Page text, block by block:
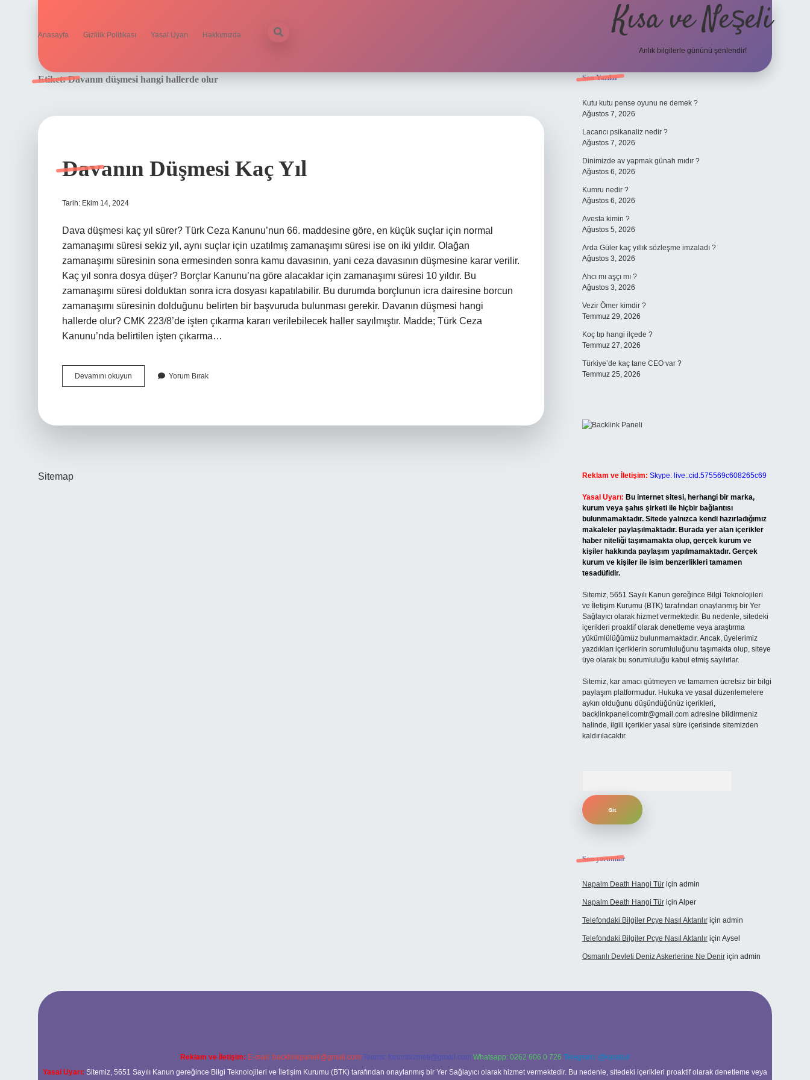
Anasayfa Gizlilik Politikası Yasal Uyarı Hakkımızda Kısa ve Neşeli
Anlık bilgilerle gününü şenlendir!
Etiket:Davanın düşmesi hangi hallerde olur
Davanın Düşmesi Kaç Yıl
Tarih: Ekim 14, 2024
Dava düşmesi kaç yıl sürer? Türk Ceza Kanunu’nun 66. maddesine göre, en küçük suçlar için normal
zamanaşımı süresi sekiz yıl, aynı suçlar için uzatılmış zamanaşımı süresi ise on iki yıldır. Olağan
zamanaşımı süresinin sona ermesinden sonra kamu davasının, yani ceza davasının düşmesine karar verilir.
Kaç yıl sonra dosya düşer? Borçlar Kanunu’na göre alacaklar için zamanaşımı süresi 10 yıldır. Bu
zamanaşımı süresi dolduktan sonra icra dosyası kapatılabilir. Bu durumda borçlunun icra dairesine borcun
zamanaşımı süresinin dolduğunu belirten bir başvuruda bulunması gerekir. Davanın düşmesi hangi
hallerde olur? CMK 223/8’de işten çıkarma kararı verilebilecek haller sayılmıştır. Madde; Türk Ceza
Kanunu’nda belirtilen işten çıkarma…
Devamını okuyun Davanın
Düşmesi
Yorum Bırak
Sitemap
Sidebar
Son Yazılar
Kutu kutu pense oyunu ne demek ?
Ağustos 7, 2026
Lacancı psikanaliz nedir ?
Ağustos 7, 2026
Dinimizde av yapmak günah mıdır ?
Ağustos 6, 2026
Kumru nedir ?
Ağustos 6, 2026
Avesta kimin ?
Ağustos 5, 2026
Arda Güler kaç yıllık sözleşme imzaladı ?
Ağustos 3, 2026
Ahcı mı aşçı mı ?
Ağustos 3, 2026
Vezir Ömer kimdir ?
Temmuz 29, 2026
Koç tıp hangi ilçede ?
Temmuz 27, 2026
Türkiye’de kaç tane CEO var ?
Temmuz 25, 2026
Reklam ve İletişim: Skype: live:.cid.575569c608265c69
Yasal Uyarı: Bu internet sitesi, herhangi bir marka,
kurum veya şahıs şirketi ile hiçbir bağlantısı
bulunmamaktadır. Sitede yalnızca kendi hazırladığımız
makaleler paylaşılmaktadır. Burada yer alan içerikler
haber niteliği taşımamakta olup, gerçek kurum ve
kişiler hakkında paylaşım yapılmamaktadır. Gerçek
kurum ve kişiler ile isim benzerlikleri tamamen
tesadüfidir.
Sitemiz, 5651 Sayılı Kanun gereğince Bilgi Teknolojileri
ve İletişim Kurumu (BTK) tarafından onaylanmış bir Yer
Sağlayıcı olarak hizmet vermektedir. Bu nedenle, sitedeki
içerikleri proaktif olarak denetleme veya araştırma
yükümlülüğümüz bulunmamaktadır. Ancak, üyelerimiz
yazdıkları içeriklerin sorumluluğunu taşımakta olup, siteye
üye olarak bu sorumluluğu kabul etmiş sayılırlar.
Sitemiz, kar amacı gütmeyen ve tamamen ücretsiz bir bilgi
paylaşım platformudur. Hukuka ve yasal düzenlemelere
aykırı olduğunu düşündüğünüz içerikleri,
backlinkpanelicomtr@gmail.comadresine bildirmeniz
halinde, ilgili içerikler yasal süre içerisinde sitemizden
kaldırılacaktır.
Son yorumlar
Napalm Death Hangi Türiçin admin
Napalm Death Hangi Türiçin Alper
Telefondaki Bilgiler Pcye Nasıl Aktarılıriçin admin
Telefondaki Bilgiler Pcye Nasıl Aktarılıriçin Aysel
Osmanlı Devleti Deniz Askerlerine Ne Deniriçin admin
Reklam ve İletişim: E-mail: backlinkpaneli@gmail.com Teams: forumhizmeti@gmail.com Whatsapp: 0262 606 0 726 Telegram: @karabul
Yasal Uyarı: Sitemiz, 5651 Sayılı Kanun gereğince Bilgi Teknolojileri ve İletişim Kurumu (BTK) tarafından onaylanmış bir Yer Sağlayıcı olarak hizmet vermektedir. Bu nedenle, sitedeki içerikleri proaktif olarak denetleme veya